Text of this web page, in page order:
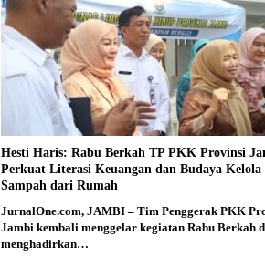
Hesti Haris: Rabu Berkah TP PKK Provinsi
Perkuat Literasi Keuangan dan Budaya Kelola
Sampah dari Rumah
JurnalOne.com, JAMBI – Tim Penggerak PKK
Jambi kembali menggelar kegiatan Rabu Berkah
menghadirkan…